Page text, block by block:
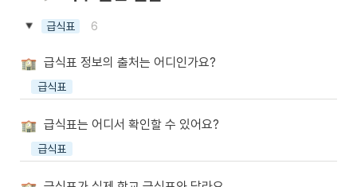
급식표 6
급식표 정보의 출처는 어디인가요?
급식표
급식표는 어디서 확인할 수 있어요?
급식표